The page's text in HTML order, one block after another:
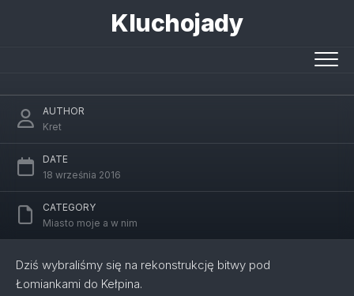
Kluchojady
AUTHOR
Kret
DATE
18 września 2016
CATEGORY
Miasto moje a w nim
Dziś wybraliśmy się na rekonstrukcję bitwy pod
Łomiankami do Kełpina.